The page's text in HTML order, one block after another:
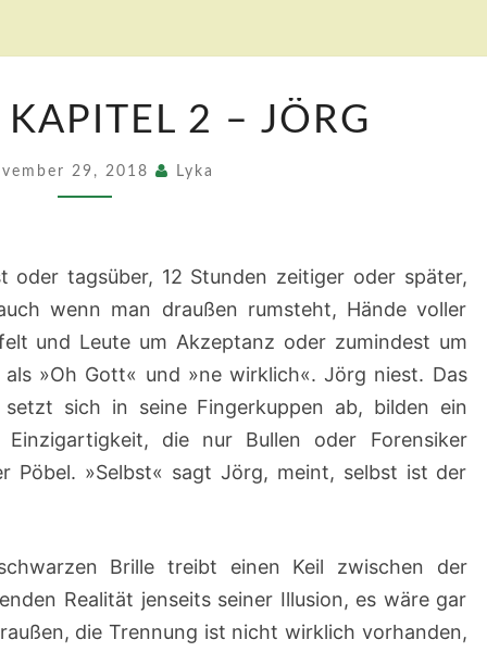
–
2 – JÖRG
29, 2018 Lyka
tagsüber, 12 Stunden zeitiger oder später,
wenn man draußen rumsteht, Hände voller
und Leute um Akzeptanz oder zumindest um
»Oh Gott« und »ne wirklich«. Jörg niest. Das
sich in seine Fingerkuppen ab, bilden ein
Einzigartigkeit, die nur Bullen oder Forensiker
Pöbel. »Selbst« sagt Jörg, meint, selbst ist der
Brille treibt einen Keil zwischen der
Realität jenseits seiner Illusion, es wäre gar
die Trennung ist nicht wirklich vorhanden,